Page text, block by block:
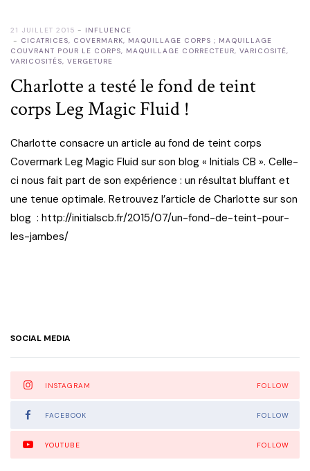
21 JUILLET 2015
INFLUENCE
CICATRICES, COVERMARK, MAQUILLAGE CORPS ; MAQUILLAGE
COUVRANT POUR LE CORPS, MAQUILLAGE CORRECTEUR, VARICOSITÉ,
VARICOSITÉS, VERGETURE
Charlotte a testé le fond de teint
corps Leg Magic Fluid !
Charlotte consacre un article au fond de teint corps
Covermark Leg Magic Fluid sur son blog « Initials CB ». Celle-
ci nous fait part de son expérience : un résultat bluffant et
une tenue optimale. Retrouvez l’article de Charlotte sur son
blog : http://initialscb.fr/2015/07/un-fond-de-teint-pour-
les-jambes/
SOCIAL MEDIA
INSTAGRAM FOLLOW
FACEBOOK FOLLOW
YOUTUBE FOLLOW